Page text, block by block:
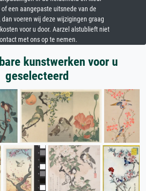
een aangepaste uitsnede van de
voeren wij deze wijzigingen graag
voor u door. Aarzel alstublieft niet
met ons op te nemen.
kunstwerken voor u
geselecteerd